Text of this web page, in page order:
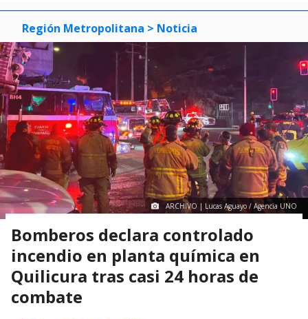
Región Metropolitana > Noticia
ARCHIVO | Lucas Aguayo / Agencia UNO
Bomberos declara controlado
incendio en planta química en
Quilicura tras casi 24 horas de
combate